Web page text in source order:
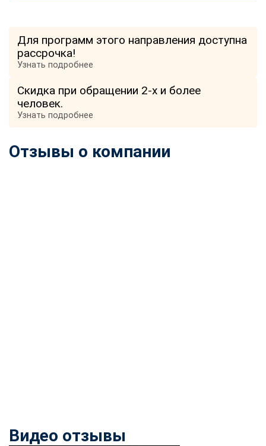
Для программ этого направления доступна
рассрочка!
Узнать подробнее
Скидка при обращении 2-х и более
человек.
Узнать подробнее
Отзывы о компании
Видео отзывы